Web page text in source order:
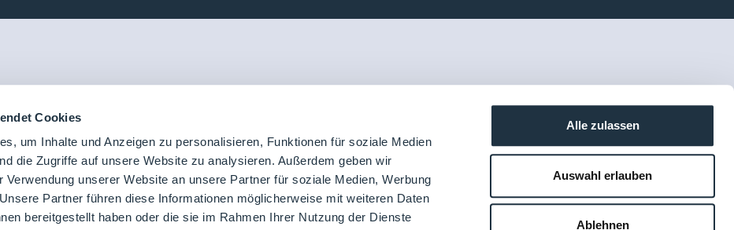
Cookies
um Inhalte und Anzeigen zu personalisieren, Funktionen für soziale Medien
die Zugriffe auf unsere Website zu analysieren. Außerdem geben wir
Verwendung unserer Website an unsere Partner für soziale Medien, Werbung
Partner führen diese Informationen möglicherweise mit weiteren Daten
bereitgestellt haben oder die sie im Rahmen Ihrer Nutzung der Dienste
Alle zulassen
Auswahl erlauben
Ablehnen